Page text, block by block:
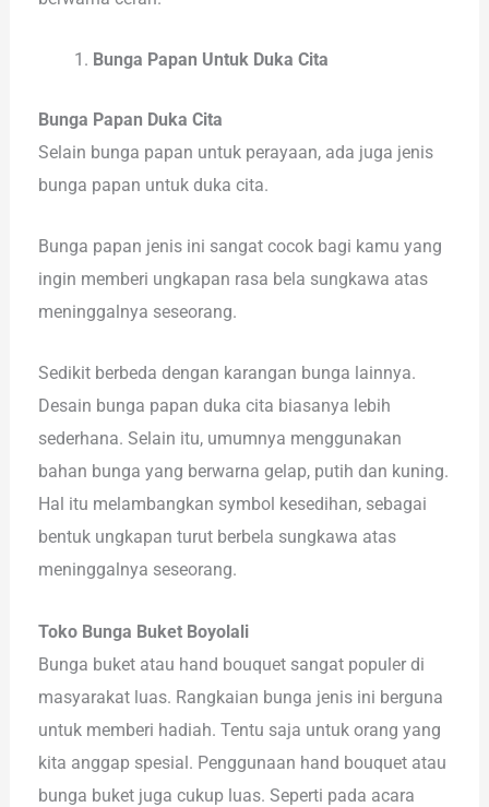
Bunga Papan Untuk Duka Cita
Bunga Papan Duka Cita
Selain bunga papan untuk perayaan, ada juga jenis
bunga papan untuk duka cita.
Bunga papan jenis ini sangat cocok bagi kamu yang
ingin memberi ungkapan rasa bela sungkawa atas
meninggalnya seseorang.
Sedikit berbeda dengan karangan bunga lainnya.
Desain bunga papan duka cita biasanya lebih
sederhana. Selain itu, umumnya menggunakan
bahan bunga yang berwarna gelap, putih dan kuning.
Hal itu melambangkan symbol kesedihan, sebagai
bentuk ungkapan turut berbela sungkawa atas
meninggalnya seseorang.
Toko Bunga Buket Boyolali
Bunga buket atau hand bouquet sangat populer di
masyarakat luas. Rangkaian bunga jenis ini berguna
untuk memberi hadiah. Tentu saja untuk orang yang
kita anggap spesial. Penggunaan hand bouquet atau
bunga buket juga cukup luas. Seperti pada acara